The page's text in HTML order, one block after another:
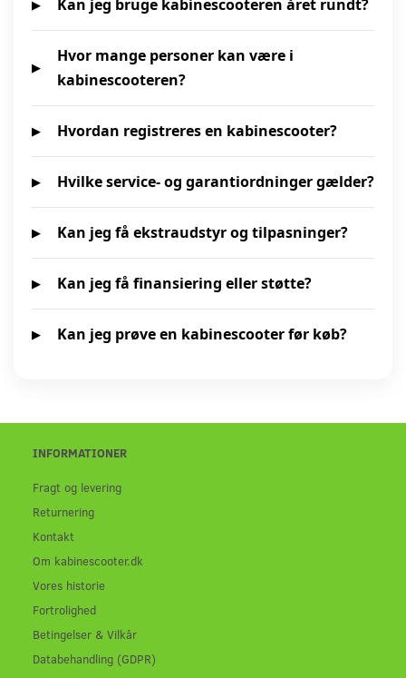
Kan jeg bruge kabinescooteren året rundt?
Hvor mange personer kan være i
kabinescooteren?
Hvordan registreres en kabinescooter?
Hvilke service- og garantiordninger gælder?
Kan jeg få ekstraudstyr og tilpasninger?
Kan jeg få finansiering eller støtte?
Kan jeg prøve en kabinescooter før køb?
INFORMATIONER
Fragt og levering
Returnering
Kontakt
Om kabinescooter.dk
Vores historie
Fortrolighed
Betingelser & Vilkår
Databehandling (GDPR)